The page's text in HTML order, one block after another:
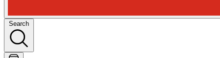
Search